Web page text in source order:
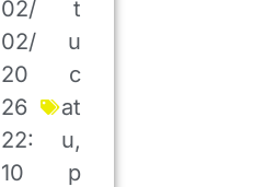
02/
02/
20
26
22:
10
t
u
c
at
u,
p